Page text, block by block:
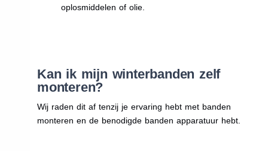
oplosmiddelen of olie.
Kan ik mijn winterbanden zelf
monteren?
Wij raden dit af tenzij je ervaring hebt met banden
monteren en de benodigde banden apparatuur hebt.